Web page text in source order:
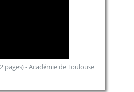
pages) - Académie de Toulouse